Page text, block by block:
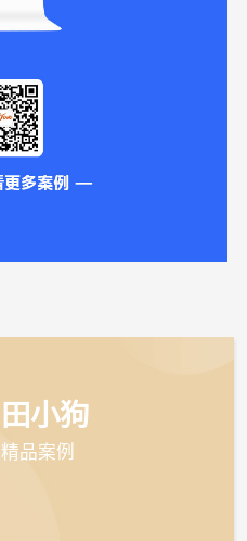
田小狗
精品案例